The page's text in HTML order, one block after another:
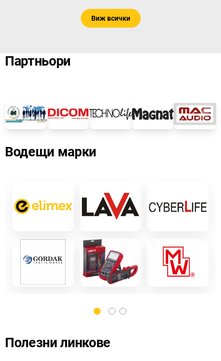
Виж всички
Партньори
Водещи марки
Полезни линкове